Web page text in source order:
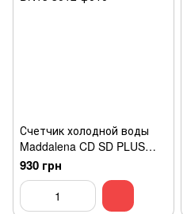
Счетчик холодной воды
Maddalena CD SD PLUS
DN15
930 грн